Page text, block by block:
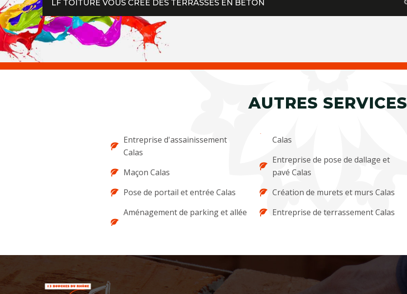
LF TOITURE VOUS CRÉE DES TERRASSES EN BÉTON
AUTRES SERVICES
Entreprise d'assainissement
Calas
Maçon Calas
Pose de portail et entrée Calas
Aménagement de parking et allée
Calas
Entreprise de pose de dallage et
pavé Calas
Création de murets et murs Calas
Entreprise de terrassement Calas